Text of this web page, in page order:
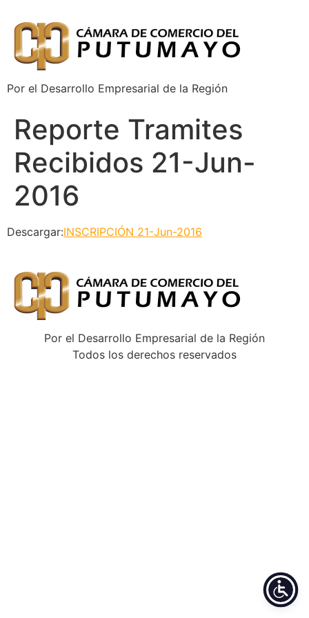
Por el Desarrollo Empresarial de la Región
Reporte Tramites
Recibidos 21-Jun-
2016
Descargar:INSCRIPCIÓN 21-Jun-2016
Por el Desarrollo Empresarial de la Región
Todos los derechos reservados